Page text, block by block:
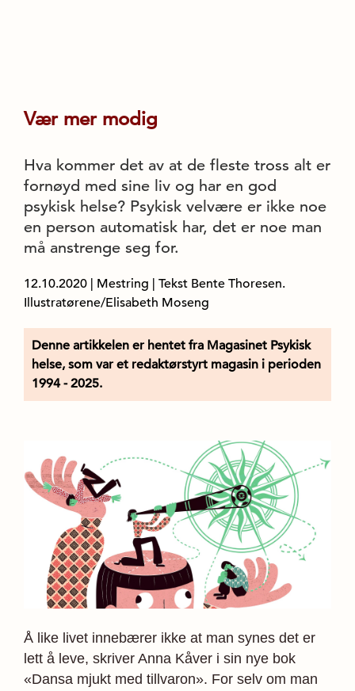
Vær mer modig
Hva kommer det av at de fleste tross alt er
fornøyd med sine liv og har en god
psykisk helse? Psykisk velvære er ikke noe
en person automatisk har, det er noe man
må anstrenge seg for.
12.10.2020 Mestring
| Tekst Bente Thoresen.
Illustratørene/Elisabeth Moseng
Denne artikkelen er hentet fra Magasinet Psykisk
helse, som var et redaktørstyrt magasin i perioden
1994 - 2025.
Å like livet innebærer ikke at man synes det er
lett å leve, skriver Anna Kåver i sin nye bok
«Dansa mjukt med tillvaron». For selv om man